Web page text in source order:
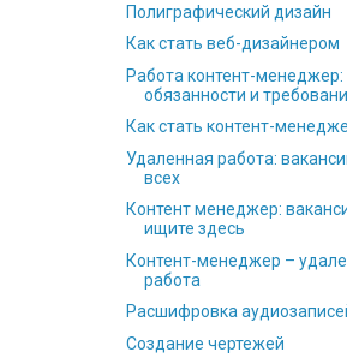
Полиграфический дизайн
Как стать веб-дизайнером
Работа контент-менеджер:
обязанности и
Как стать контент-
Удаленная работа:
всех
Контент менеджер:
ищите здесь
Контент-менеджер –
работа
Расшифровка
Создание чертежей